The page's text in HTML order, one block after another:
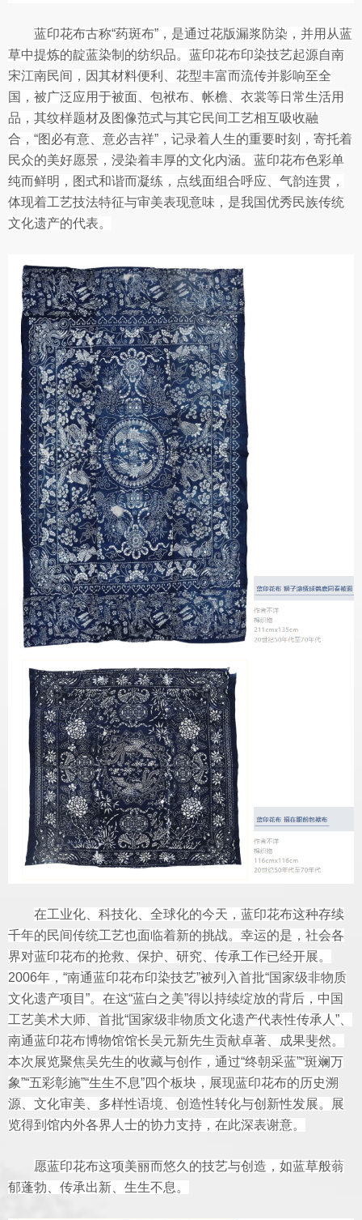
蓝印花布古称“药斑布”，是通过花版漏浆防染，并用从蓝
草中提炼的靛蓝染制的纺织品。蓝印花布印染技艺起源自南
宋江南民间，因其材料便利、花型丰富而流传并影响至全
国，被广泛应用于被面、包袱布、帐檐、衣裳等日常生活用
品，其纹样题材及图像范式与其它民间工艺相互吸收融
合，“图必有意、意必吉祥”，记录着人生的重要时刻，寄托着
民众的美好愿景，浸染着丰厚的文化内涵。蓝印花布色彩单
纯而鲜明，图式和谐而凝练，点线面组合呼应、气韵连贯，
体现着工艺技法特征与审美表现意味，是我国优秀民族传统
文化遗产的代表。
在工业化、科技化、全球化的今天，蓝印花布这种存续
千年的民间传统工艺也面临着新的挑战。幸运的是，社会各
界对蓝印花布的抢救、保护、研究、传承工作已经开展。
2006年，“南通蓝印花布印染技艺”被列入首批“国家级非物质
文化遗产项目”。在这“蓝白之美”得以持续绽放的背后，中国
工艺美术大师、首批“国家级非物质文化遗产代表性传承人”、
南通蓝印花布博物馆馆长吴元新先生贡献卓著、成果斐然。
本次展览聚焦吴先生的收藏与创作，通过“终朝采蓝”“斑斓万
象”“五彩彰施”“生生不息”四个板块，展现蓝印花布的历史溯
源、文化审美、多样性语境、创造性转化与创新性发展。展
览得到馆内外各界人士的协力支持，在此深表谢意。
愿蓝印花布这项美丽而悠久的技艺与创造，如蓝草般蓊
郁蓬勃、传承出新、生生不息。